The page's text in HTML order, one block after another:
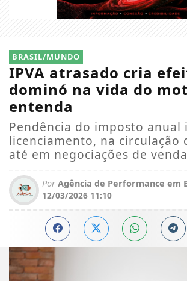
BRASIL/MUNDO
IPVA atrasado cria
dominó na vida do
entenda
Pendência do imposto
licenciamento, na circulação
até em negociações de venda
Por Agência de Performance em
12/03/2026 11:10